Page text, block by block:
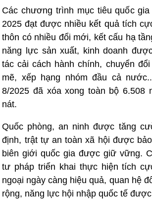
Các chương trình mục tiêu quốc
2025 đạt được nhiều kết quả tích
thôn có nhiều đổi mới, kết cấu hạ
năng lực sản xuất, kinh doanh
tác cải cách hành chính, chuyển
mẽ, xếp hạng nhóm đầu cả
8/2025 đã xóa xong toàn bộ 6.508
nát.
Quốc phòng, an ninh được tăng
định, trật tự an toàn xã hội được
biên giới quốc gia được giữ vững.
tư pháp triển khai thực hiện tích
ngoại ngày càng hiệu quả, quan hệ
rộng, năng lực hội nhập quốc tế